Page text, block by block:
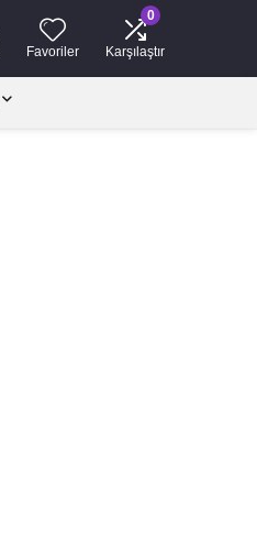
Favoriler
0
Karşılaştır